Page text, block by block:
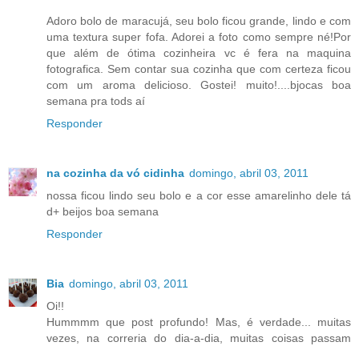
Adoro bolo de maracujá, seu bolo ficou grande, lindo e com
uma textura super fofa. Adorei a foto como sempre né!Por
que além de ótima cozinheira vc é fera na maquina
fotografica. Sem contar sua cozinha que com certeza ficou
com um aroma delicioso. Gostei! muito!....bjocas boa
semana pra tods aí
Responder
na cozinha da vó cidinha domingo, abril 03, 2011
nossa ficou lindo seu bolo e a cor esse amarelinho dele tá
d+ beijos boa semana
Responder
Bia domingo, abril 03, 2011
Oi!!
Hummmm que post profundo! Mas, é verdade... muitas
vezes, na correria do dia-a-dia, muitas coisas passam